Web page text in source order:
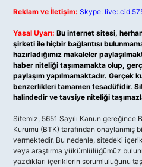
Reklam ve İletişim: Skype:
Yasal Uyarı: Bu internet sitesi,
şirketi ile hiçbir bağlantısı
hazırladığımız makaleler
haber niteliği taşımamakta olup,
paylaşım yapılmamaktadır. Gerçek
benzerlikleri tamamen tesadüfidir.
halindedir ve tavsiye niteliği
Sitemiz, 5651 Sayılı Kanun gereğince
Kurumu (BTK) tarafından onaylanmış
vermektedir. Bu nedenle, sitedeki
veya araştırma yükümlülüğümüz
yazdıkları içeriklerin sorumluluğunu